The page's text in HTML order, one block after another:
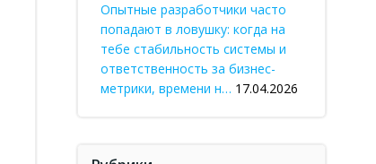
Опытные разработчики часто
попадают в ловушку: когда на
тебе стабильность системы и
ответственность за бизнес-
метрики, времени н… 17.04.2026